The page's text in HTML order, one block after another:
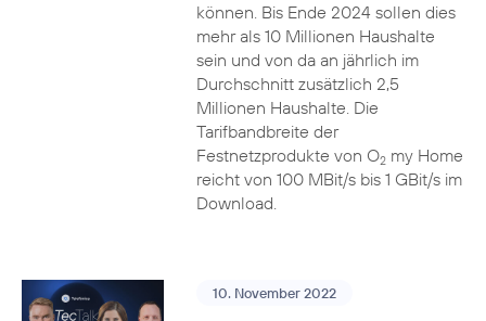
können. Bis Ende 2024 sollen dies
mehr als 10 Millionen Haushalte
sein und von da an jährlich im
Durchschnitt zusätzlich 2,5
Millionen Haushalte. Die
Tarifbandbreite der
Festnetzprodukte von O2my Home
reicht von 100 MBit/s bis 1 GBit/s im
Download.
10. November 2022